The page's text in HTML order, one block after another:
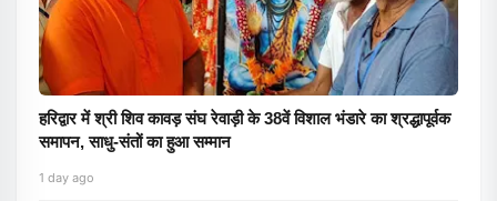
हरिद्वार में श्री शिव कावड़ संघ रेवाड़ी के 38वें विशाल भंडारे का श्रद्धापूर्वक
समापन, साधु-संतों का हुआ सम्मान
1 day ago